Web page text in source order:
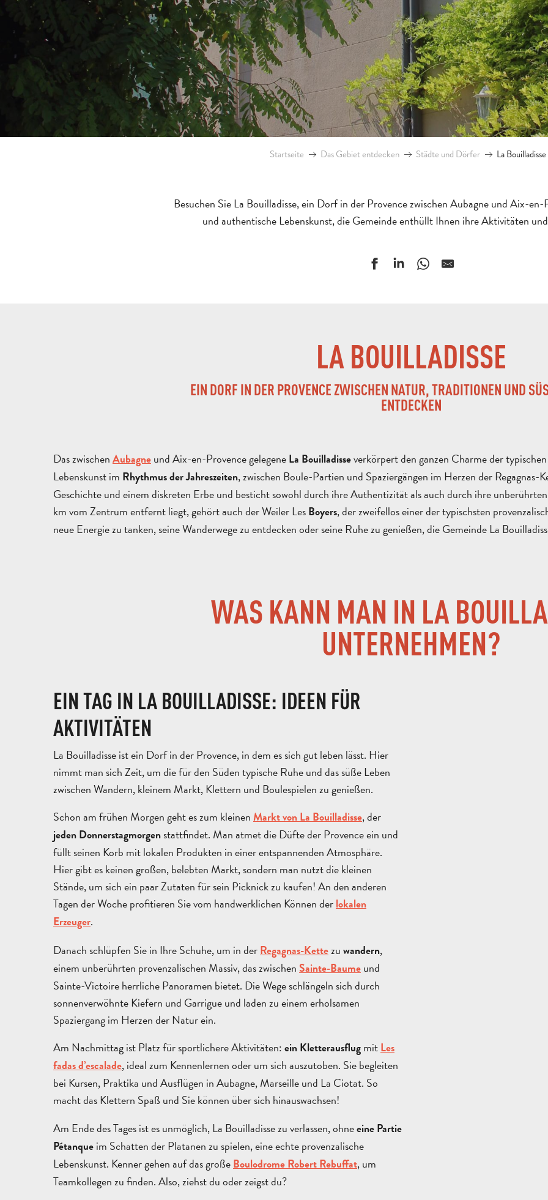
Startseite Das Gebiet entdecken Städte und Dörfer La Bouilladisse
Besuchen Sie La Bouilladisse, ein Dorf in der Provence zwischen Aubagne und Aix-
und authentische Lebenskunst, die Gemeinde enthüllt Ihnen ihre Aktivitäten
LA BOUILLADISSE
EIN DORF IN DER PROVENCE ZWISCHEN NATUR, TRADITIONEN UND
NTDECKEN
Das zwischen Aubagne und Aix-en-Provence gelegene La Bouilladisseverkörpert den ganzen Charme der
Lebenskunst im Rhythmus der Jahreszeiten, zwischen Boule-Partien und Spaziergängen im Herzen der
Geschichte und einem diskreten Erbe und besticht sowohl durch ihre Authentizität als auch durch ihre
km vom Zentrum entfernt liegt, gehört auch der Weiler Les Boyers, der zweifellos einer der typischsten
neue Energie zu tanken, seine Wanderwege zu entdecken oder seine Ruhe zu genießen, die Gemeinde La
WAS KANN MAN IN LA
UNTERNEHMEN?
EIN TAG IN LA BOUILLADISSE: IDEEN FÜR
AKTIVITÄTEN
La Bouilladisse ist ein Dorf in der Provence, in dem es sich gut leben lässt. Hier
nimmt man sich Zeit, um die für den Süden typische Ruhe und das süße Leben
zwischen Wandern, kleinem Markt, Klettern und Boulespielen zu genießen.
Schon am frühen Morgen geht es zum kleinen Markt von La Bouilladisse, der
jeden Donnerstagmorgenstattfindet. Man atmet die Düfte der Provence ein und
füllt seinen Korb mit lokalen Produkten in einer entspannenden Atmosphäre.
Hier gibt es keinen großen, belebten Markt, sondern man nutzt die kleinen
Stände, um sich ein paar Zutaten für sein Picknick zu kaufen! An den anderen
Tagen der Woche profitieren Sie vom handwerklichen Können derlokalen
Erzeuger.
Danach schlüpfen Sie in Ihre Schuhe, um in der Regagnas-Kettezu wandern,
einem unberührten provenzalischen Massiv, das zwischen Sainte-Baume und
Sainte-Victoire herrliche Panoramen bietet. Die Wege schlängeln sich durch
sonnenverwöhnte Kiefern und Garrigue und laden zu einem erholsamen
Spaziergang im Herzen der Natur ein.
Am Nachmittag ist Platz für sportlichere Aktivitäten: ein Kletterausflug mitLes
fadas d’escalade, ideal zum Kennenlernen oder um sich auszutoben. Sie begleiten
bei Kursen, Praktika und Ausflügen in Aubagne, Marseille und La Ciotat. So
macht das Klettern Spaß und Sie können über sich hinauswachsen!
Am Ende des Tages ist es unmöglich, La Bouilladisse zu verlassen, ohneeine Partie
Pétanque im Schatten der Platanen zu spielen, eine echte provenzalische
Lebenskunst. Kenner gehen auf das große Boulodrome Robert Rebuffat, um
Teamkollegen zu finden. Also, ziehst du oder zeigst du?